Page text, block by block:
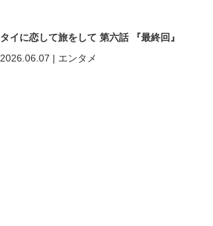
タイに恋して旅をして 第六話 『最終回』
2026.06.07 | エンタメ